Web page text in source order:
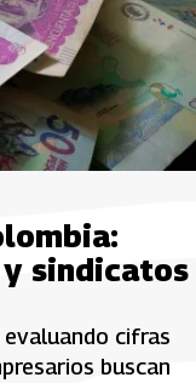
y sindicatos
cifras
buscan